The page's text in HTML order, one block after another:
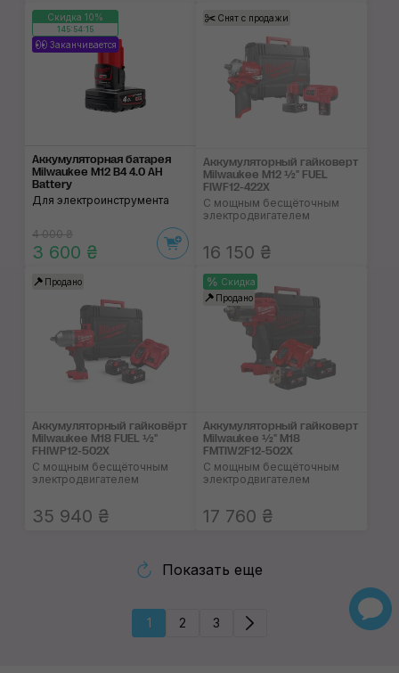
Скидка 10%
145:54:14
Заканчивается
Аккумуляторная батарея
Milwaukee M12 B4 4.0 AH
Battery
Для электроинструмента
4 000 ₴
3 600 ₴
Снят с продажи
Аккумуляторный гайковерт
Milwaukee M12 ½" FUEL
FIWF12-422X
С мощным бесщёточным
электродвигателем
16 150 ₴
Продано
Аккумуляторный гайковёрт
Milwaukee M18 FUEL ½"
FHIWP12-502X
С мощным бесщёточным
электродвигателем
35 940 ₴
Скидка
Продано
Аккумуляторный гайковерт
Milwaukee ½" M18
FMTIW2F12-502X
С мощным бесщёточным
электродвигателем
17 760 ₴
Показать еще
1 2 3